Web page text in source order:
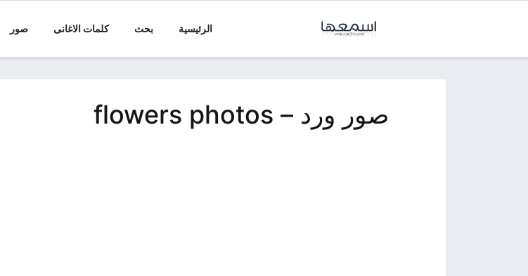
الرئيسية بحث كلمات الاغانى صور
صور ورد – flowers photos